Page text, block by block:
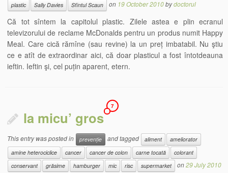
plastic Sally Davies Sfîntul Scaun on 19 October 2010bydoctorul
Că tot sîntem la capitolul plastic. Zilele astea e plin ecranul
televizorului de reclame McDonalds pentru un produs numit Happy
Meal. Care cică rămîne (sau revine) la un preț imbatabil. Nu ştiu
ce e atît de extraordinar aici, că doar plasticul a fost întotdeauna
ieftin. Ieftin şi, cel puțin aparent, etern.
la micu’ gros
7
This entry was posted in prevenție and tagged aliment
ameliorator
amine heterociclice
cancer cancer de colon carne tocată
colorant
conservant
grăsime hamburger mic risc supermarket on29 July 2010